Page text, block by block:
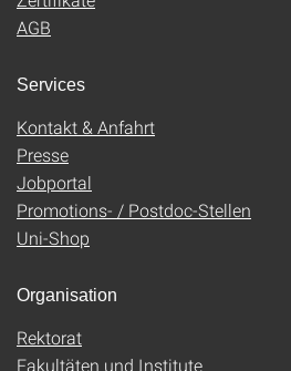
AGB
Services
Kontakt & Anfahrt
Presse
Jobportal
Promotions- / Postdoc-Stellen
Uni-Shop
Organisation
Rektorat
Fakultäten und Institute